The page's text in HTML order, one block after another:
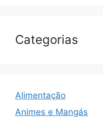
Categorias
Alimentação
Animes e Mangás